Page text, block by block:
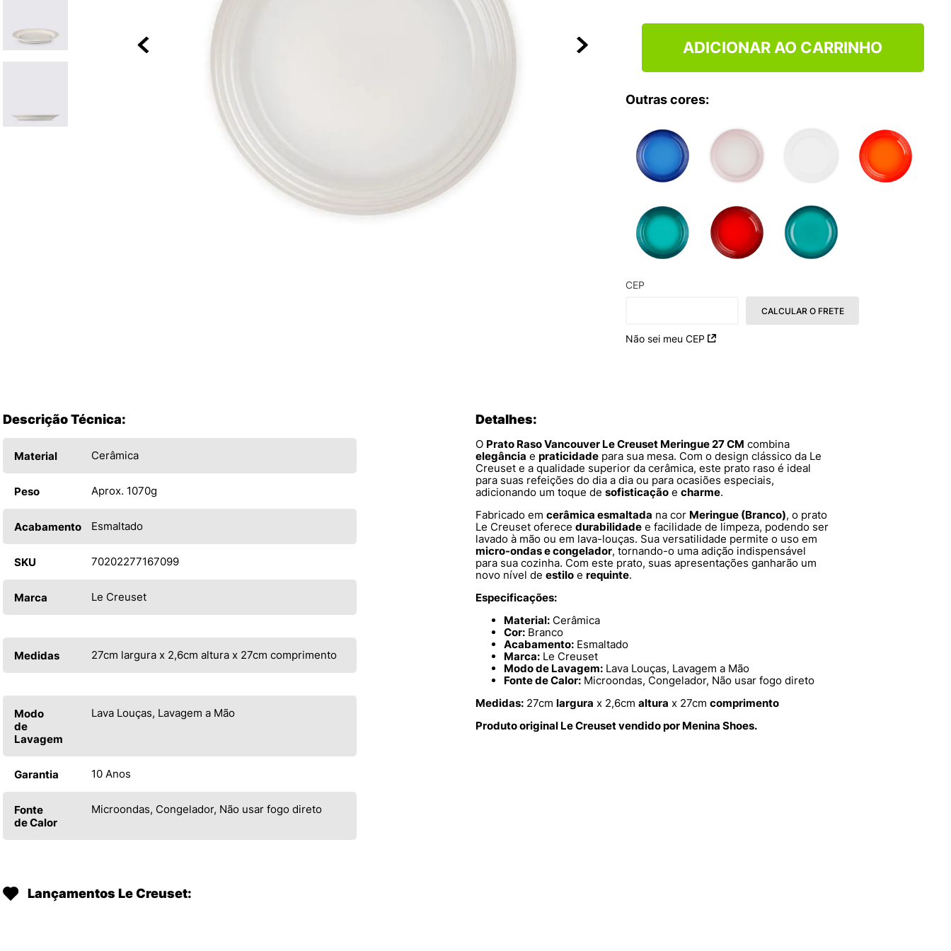
ADICIONAR AO CARRINHO
Outras cores:
CEP
Não sei meu CEP
CALCULAR O FRETE
Descrição Técnica:
Material Cerâmica
Peso Aprox. 1070g
Acabamento Esmaltado
SKU 70202277167099
Marca Le Creuset
Medidas 27cm largura x 2,6cm altura x 27cm comprimento
Modo
de
Lavagem
Lava Louças, Lavagem a Mão
Garantia 10 Anos
Fonte
de Calor
Microondas, Congelador, Não usar fogo direto
Detalhes:
O Prato Raso Vancouver Le Creuset Meringue 27 CM combina
elegância e praticidade para sua mesa. Com o design clássico da Le
Creuset e a qualidade superior da cerâmica, este prato raso é ideal
para suas refeições do dia a dia ou para ocasiões especiais,
adicionando um toque de sofisticação e charme.
Fabricado em cerâmica esmaltada na cor Meringue (Branco), o prato
Le Creuset oferece durabilidade e facilidade de limpeza, podendo ser
lavado à mão ou em lava-louças. Sua versatilidade permite o uso em
micro-ondas e congelador, tornando-o uma adição indispensável
para sua cozinha. Com este prato, suas apresentações ganharão um
novo nível de estilo e requinte.
Especificações:
Material: Cerâmica
Cor: Branco
Acabamento: Esmaltado
Marca: Le Creuset
Modo de Lavagem: Lava Louças, Lavagem a Mão
Fonte de Calor: Microondas, Congelador, Não usar fogo direto
Medidas: 27cm largura x 2,6cm altura x 27cm comprimento
Produto original Le Creuset vendido por Menina Shoes.
Lançamentos Le Creuset: